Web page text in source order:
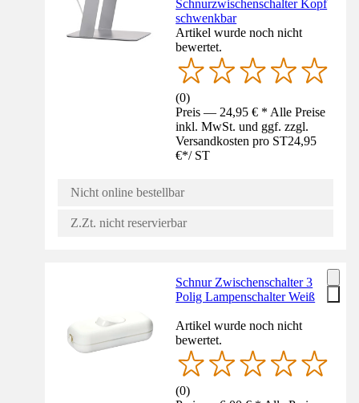
Schnurzwischenschalter Kopf
schwenkbar
Artikel wurde noch nicht
bewertet.
(0)
Preis — 24,95 € * Alle Preise
inkl. MwSt. und ggf. zzgl.
Versandkosten pro ST24,95
€*/ ST
Nicht online bestellbar
Z.Zt. nicht reservierbar
Schnur Zwischenschalter 3
Polig Lampenschalter Weiß
Artikel wurde noch nicht
bewertet.
(0)